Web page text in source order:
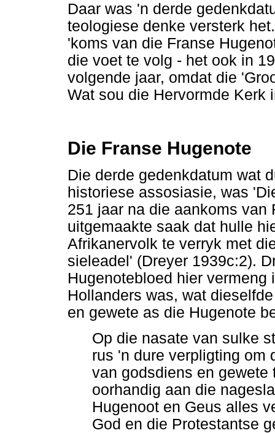
Daar was 'n derde
teologiese denke versterk
'koms van die Franse
die voet te volg - het ook in
volgende jaar, omdat die
Wat sou die Hervormde Kerk
Die Franse Hugenote
Die derde gedenkdatum wat
historiese assosiasie, was
251 jaar na die aankoms
uitgemaakte saak dat hulle
Afrikanervolk te verryk met
sieleadel' (Dreyer 1939c:2).
Hugenotebloed hier
Hollanders was, wat
en gewete as die Hugenote
Op die nasate van sulke
rus 'n dure verpligting om
van godsdiens en gewete
oorhandig aan die
Hugenoot en Geus alles
God en die Protestantse